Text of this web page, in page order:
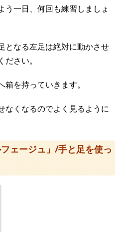
う一日、何回も練習しましょ
となる左足は絶対に動かさせ
ださい。
箱を持っていきます。
なくなるのでよく見るように
ェージュ」/手と足を使っ